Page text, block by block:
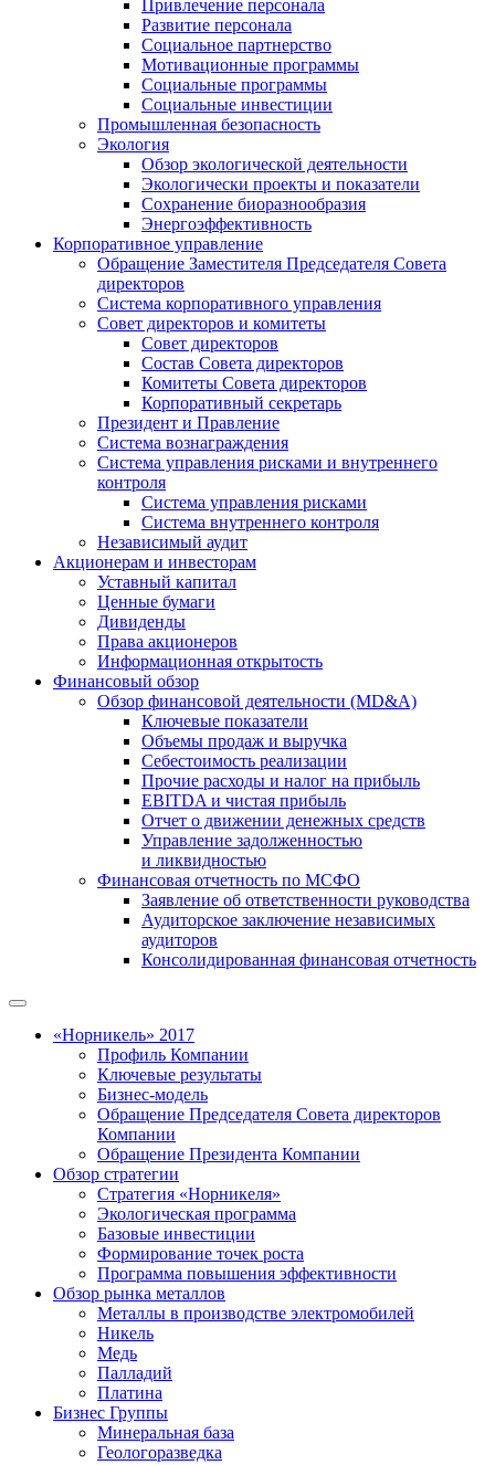
Привлечение персонала
Развитие персонала
Социальное партнерство
Мотивационные программы
Социальные программы
Социальные инвестиции
Промышленная безопасность
Экология
Обзор экологической деятельности
Экологически проекты и показатели
Сохранение биоразнообразия
Энергоэффективность
Корпоративное управление
Обращение Заместителя Председателя Совета
директоров
Система корпоративного управления
Совет директоров и комитеты
Совет директоров
Состав Совета директоров
Комитеты Совета директоров
Корпоративный секретарь
Президент и Правление
Система вознаграждения
Система управления рисками и внутреннего
контроля
Система управления рисками
Система внутреннего контроля
Независимый аудит
Акционерам и инвесторам
Уставный капитал
Ценные бумаги
Дивиденды
Права акционеров
Информационная открытость
Финансовый обзор
Обзор финансовой деятельности (MD&A)
Ключевые показатели
Объемы продаж и выручка
Себестоимость реализации
Прочие расходы и налог на прибыль
EBITDA и чистая прибыль
Отчет о движении денежных средств
Управление задолженностью
и ликвидностью
Финансовая отчетность по МСФО
Заявление об ответственности руководства
Аудиторское заключение независимых
аудиторов
Консолидированная финансовая отчетность
«Норникель» 2017
Профиль Компании
Ключевые результаты
Бизнес-модель
Обращение Председателя Совета директоров
Компании
Обращение Президента Компании
Обзор стратегии
Стратегия «Норникеля»
Экологическая программа
Базовые инвестиции
Формирование точек роста
Программа повышения эффективности
Обзор рынка металлов
Металлы в производстве электромобилей
Никель
Медь
Палладий
Платина
Бизнес Группы
Минеральная база
Геологоразведка